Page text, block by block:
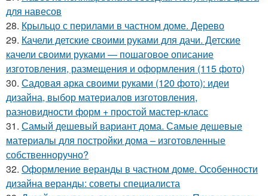
для навесов
28. Крыльцо с перилами в частном доме. Дерево
29. Качели детские своими руками для дачи. Детские
качели своими руками — пошаговое описание
изготовления, размещения и оформления (115 фото)
30. Садовая арка своими руками (120 фото): идеи
дизайна, выбор материалов изготовления,
разновидности форм + простой мастер-класс
31. Самый дешевый вариант дома. Самые дешевые
материалы для постройки дома – изготовленные
собственноручно?
32. Оформление веранды в частном доме. Особенности
дизайна веранды: советы специалиста